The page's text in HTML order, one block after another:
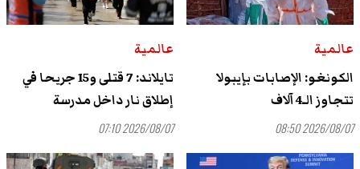
عالمية
الكونغو: الإصابات بإيبولا
تتجاوز الـ4 آلاف
2026/08/07 08:50
عالمية
تايلاند: 7 قتلى و15 جريحا في
إطلاق نار داخل مدرسة
2026/08/07 07:10